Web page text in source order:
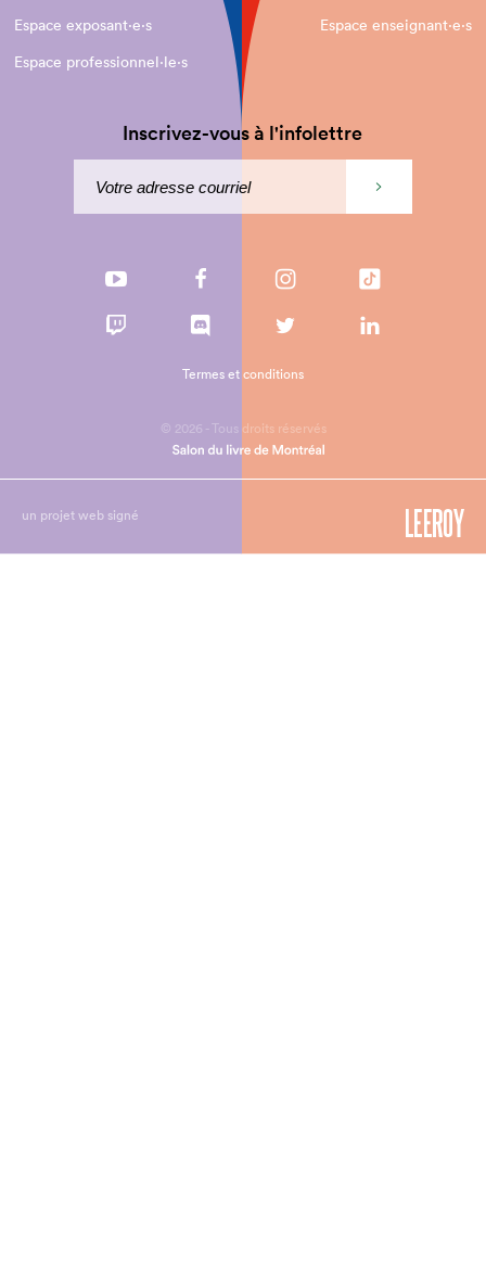
Espace exposant·e⋅s
Espace enseignant·e⋅s
Espace professionnel·le⋅s
Inscrivez-vous à l'infolettre
© 2026 - Tous droits réservés
Termes et conditions
un projet web signé